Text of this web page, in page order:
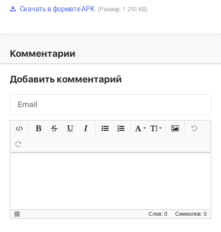
Скачать в формате APK (Размер: 1 293 KB)
Комментарии
Добавить комментарий
Символов: 0
Слов: 0